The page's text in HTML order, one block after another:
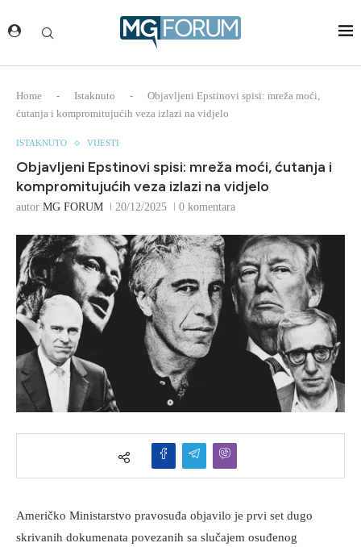
Home - Istaknuto -
Objavljeni Epstinovi spisi: mreža moći,
ćutanja i kompromitujućih veza izlazi na vidjelo
ISTAKNUTO VIJESTI
Objavljeni Epstinovi spisi: mreža moći, ćutanja i
kompromitujućih veza izlazi na vidjelo
autor MG FORUM 20/12/2025 0 komentara
Američko Ministarstvo pravosuđa objavilo je prvi set dugo
skrivanih dokumenata povezanih sa slučajem osuđenog